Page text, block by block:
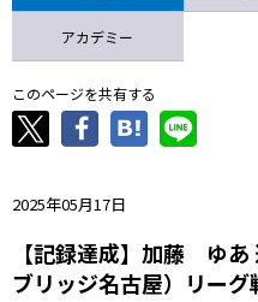
アカデミー
このページを共有する
2025年05月17日
【記録達成】加藤 ゆあ
ブリッジ名古屋）リー